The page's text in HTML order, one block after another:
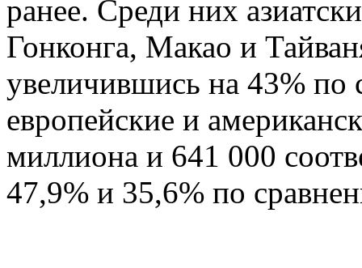
ранее. Среди них
Гонконга, Макао и
увеличившись на 43%
европейские и
миллиона и 641 000
47,9% и 35,6% по